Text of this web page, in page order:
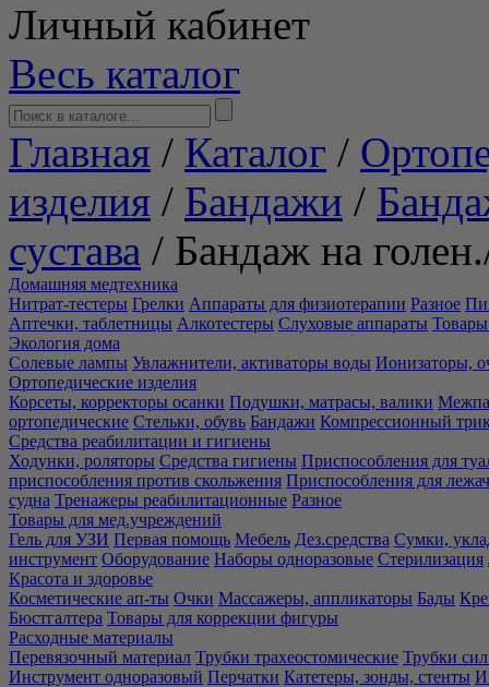
Личный кабинет
Весь каталог
Главная / Каталог /
изделия / Бандажи /
сустава / Бандаж на
Домашняя медтехника
Нитрат-тестеры Грелки Аппараты для физиотерапии Разное
Аптечки, таблетницы Алкотестеры Слуховые аппараты Товары
Экология дома
Солевые лампы Увлажнители, активаторы воды Ионизаторы,
Ортопедические изделия
Корсеты, корректоры осанки Подушки, матрасы, валики
ортопедические Стельки, обувь Бандажи Компрессионный
Средства реабилитации и гигиены
Ходунки, роляторы Средства гигиены Приспособления для
приспособления против скольжения Приспособления для
судна Тренажеры реабилитационные Разное
Товары для мед.учреждений
Гель для УЗИ Первая помощь Мебель Дез.средства Сумки,
инструмент Оборудование Наборы одноразовые Стерилизация
Красота и здоровье
Косметические ап-ты Очки Массажеры, аппликаторы Бады
Бюстгалтера Товары для коррекции фигуры
Расходные материалы
Перевязочный материал Трубки трахеостомические Трубки
Инструмент одноразовый Перчатки Катетеры, зонды, стенты